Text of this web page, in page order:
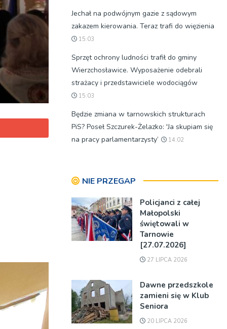
Jechał na podwójnym gazie z sądowym
zakazem kierowania. Teraz trafi do więzienia
15:03
Sprzęt ochrony ludności trafił do gminy
Wierzchosławice. Wyposażenie odebrali
strażacy i przedstawiciele wodociągów
15:03
Będzie zmiana w tarnowskich strukturach
PiS? Poseł Szczurek-Żelazko: 'Ja skupiam się
na pracy parlamentarzysty’
14:02
NIE PRZEGAP
Policjanci z całej
Małopolski
świętowali w
Tarnowie
[27.07.2026]
27 LIPCA 2026
Dawne przedszkole
zamieni się w Klub
Seniora
20 LIPCA 2026